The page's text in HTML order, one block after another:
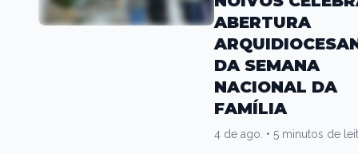
ABERTURA
DA SEMANA
NACIONAL DA
FAMÍLIA
4 de ago. • 5 minutos de